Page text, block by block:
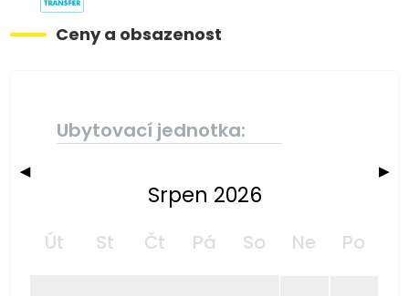
Ceny a obsazenost
Ubytovací jednotka:
◀ ▶
Srpen 2026
Út St Čt Pá So Ne Po